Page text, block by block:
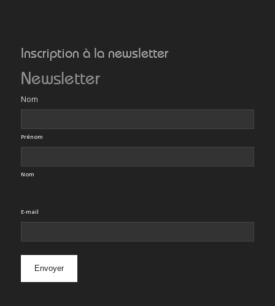
Inscription à la newsletter
Newsletter
Nom
Prénom
Nom
E-mail